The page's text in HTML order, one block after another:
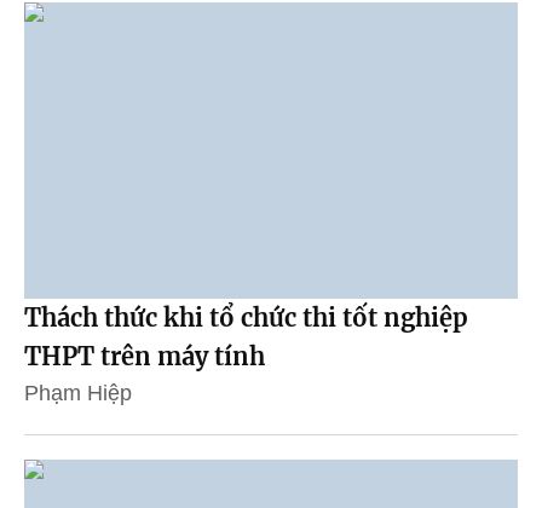
Thách thức khi tổ chức thi tốt nghiệp
THPT trên máy tính
Phạm Hiệp